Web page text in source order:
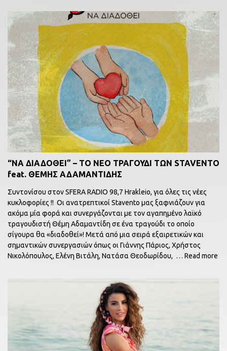
“ΝΑ ΔΙΑΔΟΘΕΙ” – ΤΟ ΝΕΟ ΤΡΑΓΟΥΔΙ ΤΩΝ STAVENΤO
feat. ΘΕΜΗΣ ΑΔΑΜΑΝΤΙΔΗΣ
Συντονίσου στον SFERA RADIO 98,7 Hrakleio, για όλες τις νέες
κυκλοφορίες !! Οι ανατρεπτικοί Stavento μας ξαφνιάζουν για
ακόμα μία φορά και συνεργάζονται με τον αγαπημένο λαϊκό
τραγουδιστή Θέμη Αδαμαντίδη σε ένα τραγούδι το οποίο
σίγουρα θα «διαδοθεί»! Μετά από μια σειρά εξαιρετικών και
σημαντικών συνεργασιών όπως οι Γιάννης Πάριος, Χρήστος
Νικολόπουλος, Ελένη Βιτάλη, Νατάσα Θεοδωρίδου, … Read more